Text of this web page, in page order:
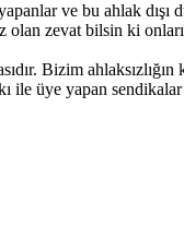
ve bu ahlak
olan zevat bilsin ki
Bizim ahlaksızlığın
ile üye yapan